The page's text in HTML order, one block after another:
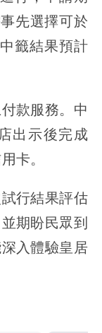
先選擇可於
籤結果預計
款服務。中
出示後完成
卡。
行結果評估
期盼民眾到
入體驗皇居